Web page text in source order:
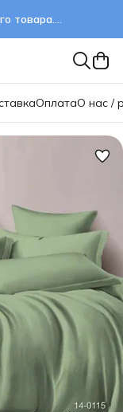
товара.
ОплатаО нас /